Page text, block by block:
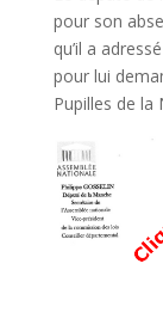
pour son
qu’il a
pour lui
Pupilles de la